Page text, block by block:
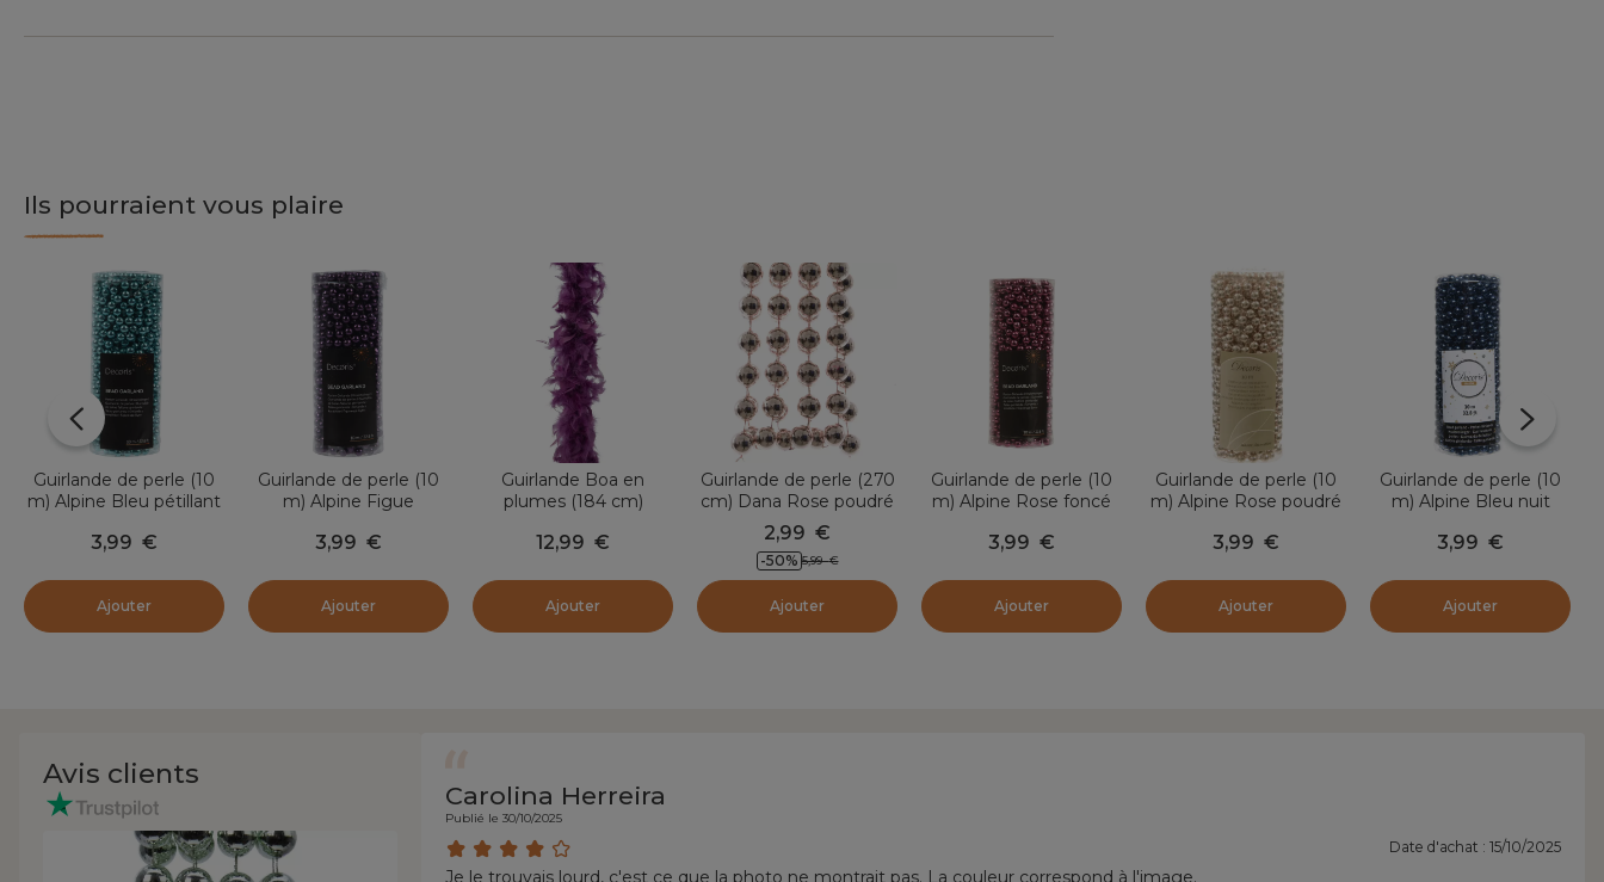
Ils pourraient vous plaire
Guirlande de perle (10
m) Alpine Bleu pétillant
3,99 €
Ajouter
Guirlande de perle (10
m) Alpine Figue
3,99 €
Ajouter
Guirlande Boa en
plumes (184 cm)
12,99 €
Ajouter
Guirlande de perle (270
cm) Dana Rose poudré
2,99 €
-50% 5,99 €
Ajouter
Guirlande de perle (10
m) Alpine Rose foncé
3,99 €
Ajouter
Guirlande de perle (10
m) Alpine Rose poudré
3,99 €
Ajouter
Guirlande de perle (10
m) Alpine Bleu nuit
3,99 €
Ajouter
Avis clients
Carolina Herreira
Publié le 30/10/2025
Date d'achat : 15/10/2025
Je le trouvais lourd, c'est ce que la photo ne montrait pas. La couleur correspond à l'image.